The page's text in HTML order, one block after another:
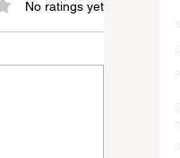
5 stars.
No ratings yet